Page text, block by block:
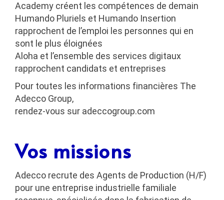
Academy créent les compétences de demain
Humando Pluriels et Humando Insertion
rapprochent de l’emploi les personnes qui en
sont le plus éloignées
Aloha et l’ensemble des services digitaux
rapprochent candidats et entreprises
Pour toutes les informations financières The
Adecco Group,
rendez-vous sur adeccogroup.com
Vos missions
Adecco recrute des Agents de Production (H/F)
pour une entreprise industrielle familiale